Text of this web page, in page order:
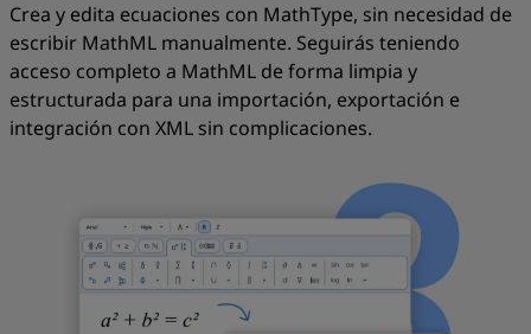
Crea y edita ecuaciones con MathType, sin necesidad de
escribir MathML manualmente. Seguirás teniendo
acceso completo a MathML de forma limpia y
estructurada para una importación, exportación e
integración con XML sin complicaciones.